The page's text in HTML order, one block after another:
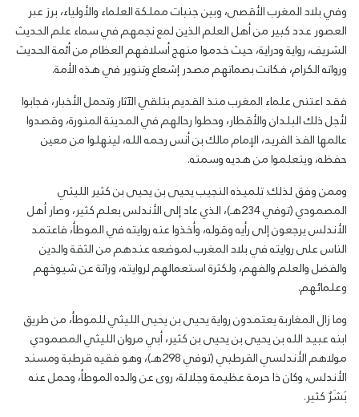
وفي بلاد المغرب الأقصى، وبين جنبات مملكة العلماء والأولياء، برز عبر
العصور عدد كبير من أهل العلم الذين لمع نجمهم في سماء علم الحديث
الشريف، رواية ودراية، حيث خدموا منهج أسلافهم العظام من أئمة الحديث
ورواته الكرام، فكانت بصماتهم مصدر إشعاع وتنوير في هذه الأمة.
فقد اعتنى علماء المغرب منذ القديم بتلقي الآثار وتحمل الأخبار، فجابوا
لأجل ذلك البلدان والأقطار، وحطوا رحالهم في المدينة المنورة، وقصدوا
عالمها الفذ الفريد، الإمام مالك بن أنس رحمه الله، لينهلوا من معين
حفظه، ويتعلموا من هديه وسمته.
وممن وفق لذلك؛ تلميذه النجيب يحيى بن يحيى بن كثير الليثي
المصمودي (توفي 234هـ)، الذي عاد إلى الأندلس بعلم كثير، وصار أهل
الأندلس يرجعون إلى رأيه وقوله، وأخذوا عنه روايته في الموطأ، فاعتمد
الناس على روايته في بلاد المغرب لموضعه عندهم من الثقة والدين
والفضل والعلم والفهم، ولكثرة استعمالهم لروايته، وراثة عن شيوخهم
وعلمائهم.
وما زال المغاربة يعتمدون رواية يحيى بن يحيى الليثي للموطأ، من طريق
ابنه عبيد الله بن يحيى بن يحيى بن كثير، أبي مروان الليثي المصمودي
مولاهم الأندلسي القرطبي (توفي 298هـ)، وهو فقيه قرطبة ومسند
الأندلس، وكان ذا حرمة عظيمة وجلالة، روى عن والده الموطأ، وحمل عنه
بَشَرٌ كثير.